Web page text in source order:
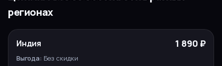
регионах
РЕГИОН
Индия 1 890 ₽
Без скидки